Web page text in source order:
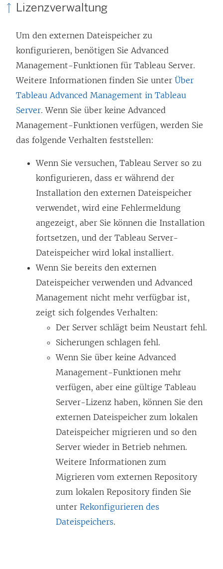
Lizenzverwaltung
Um den externen Dateispeicher zu
konfigurieren, benötigen SieAdvanced
Management-Funktionen für Tableau Server.
Weitere Informationen finden Sie unter Über
Tableau Advanced Management in Tableau
Server. Wenn Sie über keineAdvanced
Management-Funktionen verfügen, werden Sie
das folgende Verhalten feststellen:
Wenn Sie versuchen, Tableau Server so zu
konfigurieren, dass er während der
Installation den externen Dateispeicher
verwendet, wird eine Fehlermeldung
angezeigt, aber Sie können die Installation
fortsetzen, und der Tableau Server-
Dateispeicher wird lokal installiert.
Wenn Sie bereits den externen
Dateispeicher verwenden undAdvanced
Management nicht mehr verfügbar ist,
zeigt sich folgendes Verhalten:
Der Server schlägt beim Neustart fehl.
Sicherungen schlagen fehl.
Wenn Sie über keineAdvanced
Management-Funktionen mehr
verfügen, aber eine gültige Tableau
Server-Lizenz haben, können Sie den
externen Dateispeicher zum lokalen
Dateispeicher migrieren und so den
Server wieder in Betrieb nehmen.
Weitere Informationen zum
Migrieren vom externen Repository
zum lokalen Repository finden Sie
unter Rekonfigurieren des
Dateispeichers.